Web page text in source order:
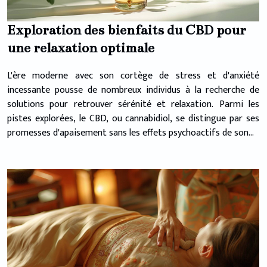
Exploration des bienfaits du CBD pour
une relaxation optimale
L'ère moderne avec son cortège de stress et d'anxiété
incessante pousse de nombreux individus à la recherche de
solutions pour retrouver sérénité et relaxation. Parmi les
pistes explorées, le CBD, ou cannabidiol, se distingue par ses
promesses d'apaisement sans les effets psychoactifs de son...